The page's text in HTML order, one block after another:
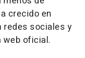
crecido en
redes sociales y
web oficial.